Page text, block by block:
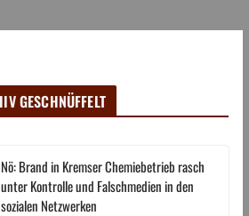
GESCHNÜFFELT
Nö: Brand in Kremser Chemiebetrieb rasch
unter Kontrolle und Falschmedien in den
sozialen Netzwerken